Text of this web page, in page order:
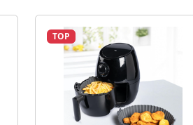
TOP